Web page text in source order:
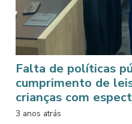
Falta de políticas
cumprimento de
crianças com
3 anos atrás